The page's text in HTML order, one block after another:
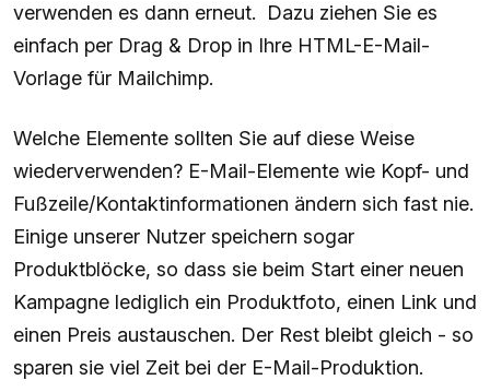
verwenden es dann erneut. Dazu ziehen Sie es
einfach per Drag & Drop in Ihre HTML-E-Mail-
Vorlage für Mailchimp.
Welche Elemente sollten Sie auf diese Weise
wiederverwenden? E-Mail-Elemente wie Kopf- und
Fußzeile/Kontaktinformationen ändern sich fast nie.
Einige unserer Nutzer speichern sogar
Produktblöcke, so dass sie beim Start einer neuen
Kampagne lediglich ein Produktfoto, einen Link und
einen Preis austauschen. Der Rest bleibt gleich - so
sparen sie viel Zeit bei der E-Mail-Produktion.